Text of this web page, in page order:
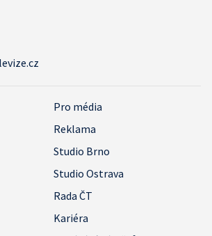
Pro média
Reklama
Studio Brno
Studio Ostrava
Rada ČT
Kariéra